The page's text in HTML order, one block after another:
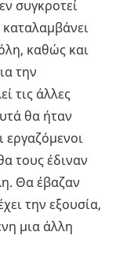
συγκροτεί
καθώς και
την
τις άλλες
θα ήταν
εργαζόμενοι
τους έδιναν
Θα έβαζαν
την εξουσία,
μια άλλη